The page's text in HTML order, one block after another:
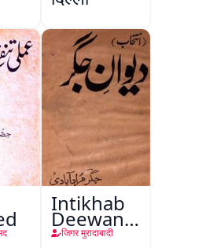
Intikhab
Deewan-
e-Jigar
जिगर मुरादाबादी